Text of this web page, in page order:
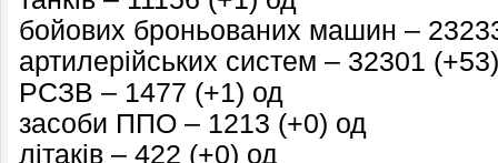
бойових броньованих машин –
артилерійських систем – 32301
РСЗВ – 1477 (+1) од
засоби ППО – 1213 (+0) од
літаків – 422 (+0) од